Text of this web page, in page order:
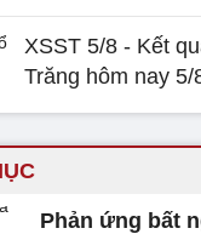
XSST 5/8 - Kết
Trăng hôm nay 5/
Phản ứng bất